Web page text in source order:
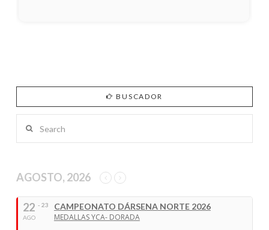
BUSCADOR
AGOSTO, 2026
22
AGO
- 23
CAMPEONATO DÁRSENA NORTE 2026
MEDALLAS YCA- DORADA